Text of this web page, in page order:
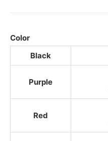
Color
Black
Purple
Red